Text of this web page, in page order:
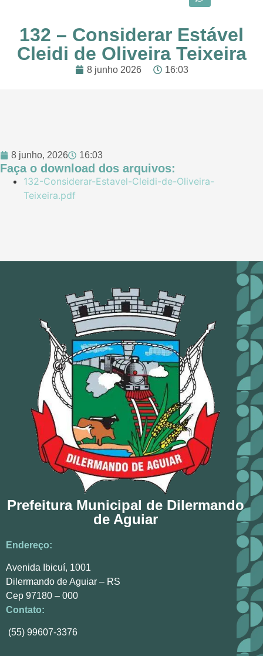
132 – Considerar Estável
Cleidi de Oliveira Teixeira
8 junho 2026 16:03
8 junho, 2026 16:03
Faça o download dos arquivos:
132-Considerar-Estavel-Cleidi-de-Oliveira-
Teixeira.pdf
Prefeitura Municipal de Dilermando
de Aguiar
Endereço:
Avenida Ibicuí, 1001
Dilermando de Aguiar – RS
Cep 97180 – 000
Contato:
(55) 99607-3376